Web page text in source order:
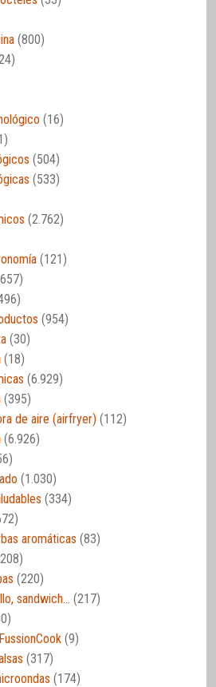
(800)
(16)
(504)
(533)
(2.762)
(121)
(954)
(30)
(18)
(6.929)
(395)
de aire (airfryer) (112)
(6.926)
(1.030)
(334)
aromáticas (83)
(220)
sandwich… (217)
(9)
(317)
(174)